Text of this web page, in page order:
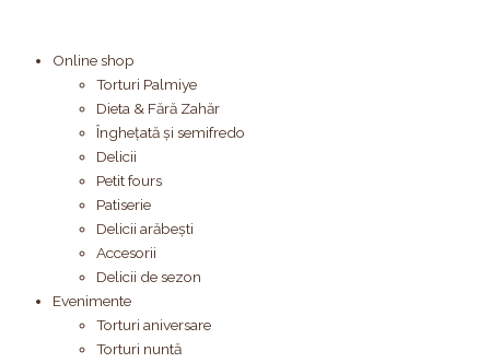
Online shop
Torturi Palmiye
Dieta & Fără Zahăr
Înghețată și semifredo
Delicii
Petit fours
Patiserie
Delicii arăbești
Accesorii
Delicii de sezon
Evenimente
Torturi aniversare
Torturi nuntă